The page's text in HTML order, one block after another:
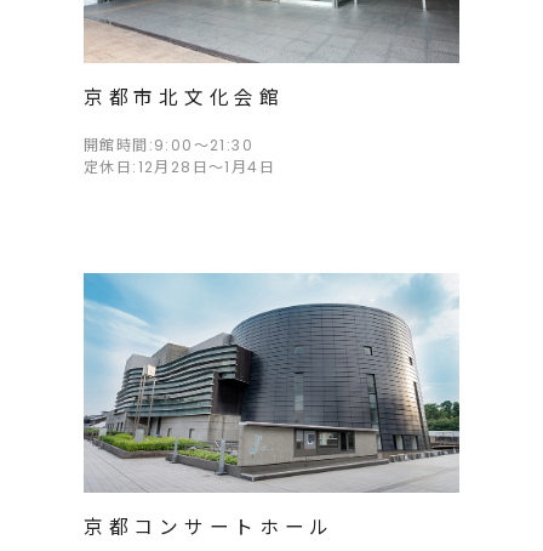
京都市北文化会館
開館時間:9:00～21:30
定休日:12月28日～1月4日
京都コンサートホール